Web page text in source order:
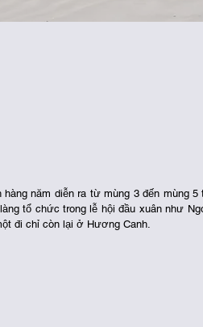
năm diễn ra từ mùng 3 đến mùng
tổ chức trong lễ hội đầu xuân như
đi chỉ còn lại ở Hương Canh.